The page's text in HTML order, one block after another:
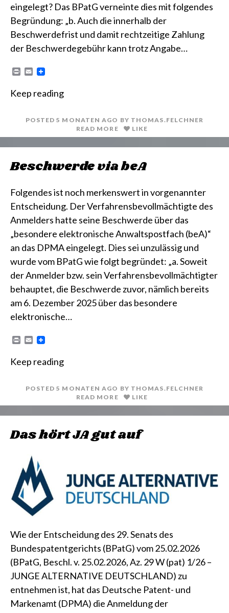
eingelegt? Das BPatG verneinte dies mit folgendes
Begründung: „b. Auch die innerhalb der
Beschwerdefrist und damit rechtzeitige Zahlung
der Beschwerdegebühr kann trotz Angabe…
P
n
E
i
Keep reading
POSTED5 MONATEN AGO BY THOMAS.FELCHNER
READ MORE
LIKE
Beschwerde via beA
Folgendes ist noch merkenswert in vorgenannter
Entscheidung. Der Verfahrensbevollmächtigte des
Anmelders hatte seine Beschwerde über das
„besondere elektronische Anwaltspostfach (beA)“
an das DPMA eingelegt. Dies sei unzulässig und
wurde vom BPatG wie folgt begründet: „a. Soweit
der Anmelder bzw. sein Verfahrensbevollmächtigter
behauptet, die Beschwerde zuvor, nämlich bereits
am 6. Dezember 2025 über das besondere
elektronische…
n
E
i
Keep reading
POSTED5 MONATEN AGO BY THOMAS.FELCHNER
READ MORE
LIKE
Das hört JA gut auf
Wie der Entscheidung des 29. Senats des
Bundespatentgerichts (BPatG) vom 25.02.2026
(BPatG, Beschl. v. 25.02.2026, Az. 29 W (pat) 1/26 –
JUNGE ALTERNATIVE DEUTSCHLAND) zu
entnehmen ist, hat das Deutsche Patent- und
Markenamt (DPMA) die Anmeldung der